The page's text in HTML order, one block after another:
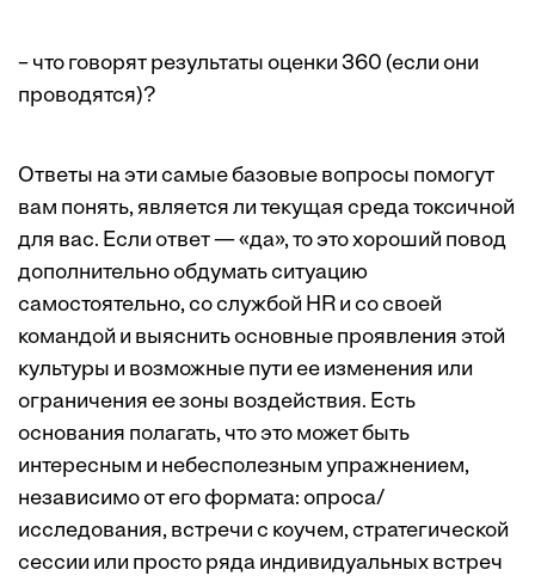
– что говорят результаты оценки 360 (если они
проводятся)?
Ответы на эти самые базовые вопросы помогут
вам понять, является ли текущая среда токсичной
для вас. Если ответ — «да», то это хороший повод
дополнительно обдумать ситуацию
самостоятельно, со службой HR и со своей
командой и выяснить основные проявления этой
культуры и возможные пути ее изменения или
ограничения ее зоны воздействия. Есть
основания полагать, что это может быть
интересным и небесполезным упражнением,
независимо от его формата: опроса/
исследования, встречи с коучем, стратегической
сессии или просто ряда индивидуальных встреч